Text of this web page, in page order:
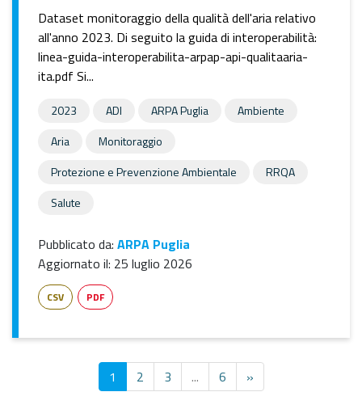
Dataset monitoraggio della qualità dell'aria relativo
all'anno 2023. Di seguito la guida di interoperabilità:
linea-guida-interoperabilita-arpap-api-qualitaaria-
ita.pdf Si...
2023 ADI ARPA Puglia
Ambiente
Aria
Monitoraggio
Protezione e Prevenzione Ambientale
RRQA
Salute
Pubblicato da: ARPA Puglia
Aggiornato il: 25 luglio 2026
CSV PDF
1 2 3 ... 6 »